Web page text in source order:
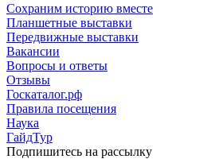
Сохраним историю вместе
Планшетные выставки
Передвижные выставки
Вакансии
Вопросы и ответы
Отзывы
Госкаталог.рф
Правила посещения
Наука
ГайдТур
Подпишитесь на рассылку